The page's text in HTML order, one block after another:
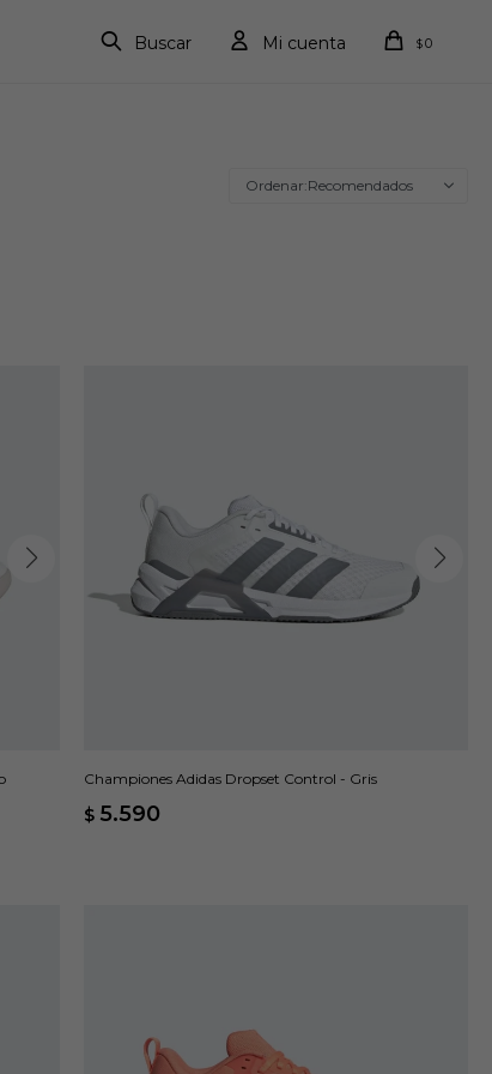
$0
Recomendados
Championes Adidas Dropset Control - Gris
$ 5.590